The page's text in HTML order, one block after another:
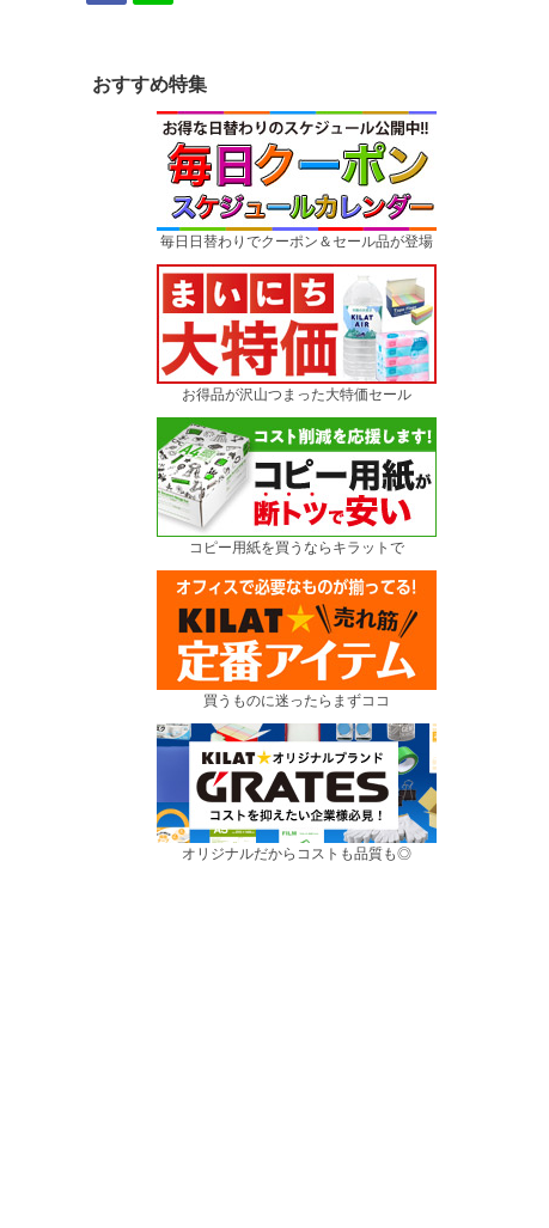
おすすめ特集
毎日日替わりでクーポン＆セール品が登場
お得品が沢山つまった大特価セール
コピー用紙を買うならキラットで
買うものに迷ったらまずココ
オリジナルだからコストも品質も◎